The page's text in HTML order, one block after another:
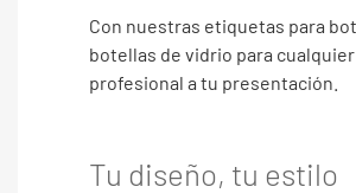
Con nuestras etiquetas para
botellas de vidrio para
profesional a tu presentación.
Tu diseño, tu estilo